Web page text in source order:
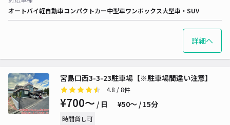
オートバイ軽自動車コンパクトカー中型車ワンボックス大型車・SUV
詳細へ
宮島口西3-3-23駐車場【※駐車場間違い注意】
4.8 / 8件
¥700〜 / 日 ¥50〜 / 15分
時間貸し可